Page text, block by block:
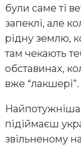
були саме ті
запеклі, але
рідну землю,
там чекають
обставинах,
вже “лакшері”.
Найпотужніша
підіймаєш
звільненому